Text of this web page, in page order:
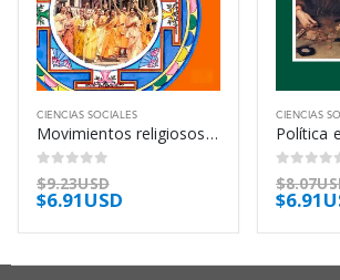
CIENCIAS SOCIALES
Movimientos religiosos modernos – Benigno Alberto Cardín Garay
0out of 5
$9.23USD
$6.91USD
CIENCIAS
0out of 5
$
$